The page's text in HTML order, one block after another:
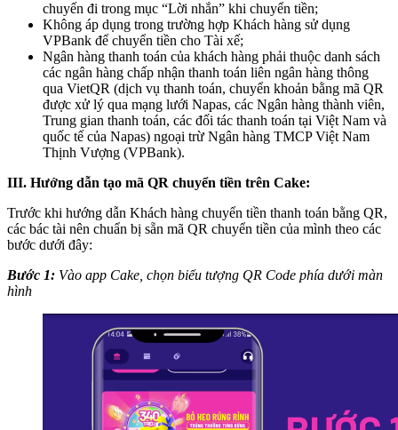
chuyến đi trong mục “Lời nhắn” khi chuyển tiền;
Không áp dụng trong trường hợp Khách hàng sử dụng
VPBank để chuyển tiền cho Tài xế;
Ngân hàng thanh toán của khách hàng phải thuộc danh sách
các ngân hàng chấp nhận thanh toán liên ngân hàng thông
qua VietQR (dịch vụ thanh toán, chuyển khoản bằng mã QR
được xử lý qua mạng lưới Napas, các Ngân hàng thành viên,
Trung gian thanh toán, các đối tác thanh toán tại Việt Nam và
quốc tế của Napas) ngoại trừ Ngân hàng TMCP Việt Nam
Thịnh Vượng (VPBank).
III. Hướng dẫn tạo mã QR chuyển tiền trên Cake:
Trước khi hướng dẫn Khách hàng chuyển tiền thanh toán bằng QR,
các bác tài nên chuẩn bị sẵn mã QR chuyển tiền của mình theo các
bước dưới đây:
Bước 1: Vào app Cake, chọn biểu tượng QR Code phía dưới màn
hình